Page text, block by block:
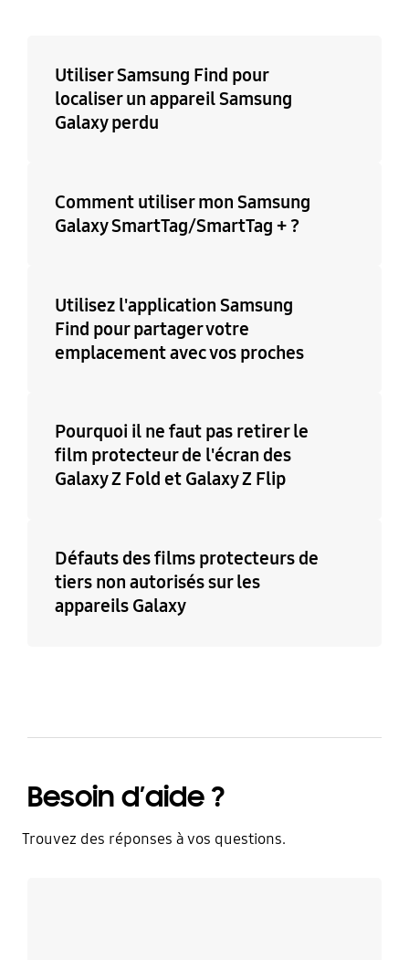
Utiliser Samsung Find pour
localiser un appareil Samsung
Galaxy perdu
Comment utiliser mon Samsung
Galaxy SmartTag/SmartTag + ?
Utilisez l'application Samsung
Find pour partager votre
emplacement avec vos proches
Pourquoi il ne faut pas retirer le
film protecteur de l'écran des
Galaxy Z Fold et Galaxy Z Flip
Défauts des films protecteurs de
tiers non autorisés sur les
appareils Galaxy
Besoin d’aide ?
Trouvez des réponses à vos questions.